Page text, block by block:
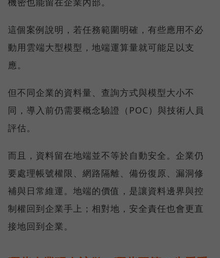
這個案例說明，若任務範圍明確，有些應用不必
動用雲端大型模型，地端運算量就可能足以支
應。
但不同企業的資料量、查詢方式與模型大小不
同，導入前仍需要概念驗證（POC）與技術人員
評估。
而且，資料留在地端並不等於自動安全。企業仍
要處理帳號權限、網路隔離、備份復原、漏洞修
補與日常維運。地端的價值，是讓資料邊界與控
制權回到企業手上；相對地，安全責任也會更直
接地回到企業。